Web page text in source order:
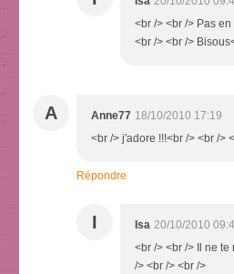
<br /> <br /> Pas
<br /> <br />
A Anne77 18/10/2010 17:19
<br /> j'adore !!!<br /> <br />
Répondre
I Isa 20/10/2010
<br /> <br /> Il ne
/> <br /> <br />